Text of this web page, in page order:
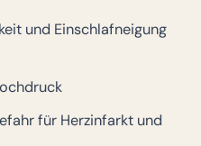
und Einschlafneigung
für Herzinfarkt und